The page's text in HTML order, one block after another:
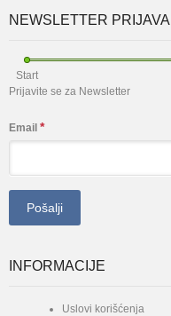
NEWSLETTER PRIJAVA
Start
Prijavite se za Newsletter
Email *
INFORMACIJE
Uslovi korišćenja